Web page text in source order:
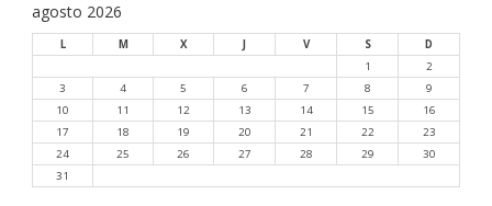
agosto 2026
L M X J V S
D
1
2
3
4 5 6 7 8
9
10
11 12 13 14 15
16
17
18 19 20 21 22
23
24
25 26 27 28 29
30
31